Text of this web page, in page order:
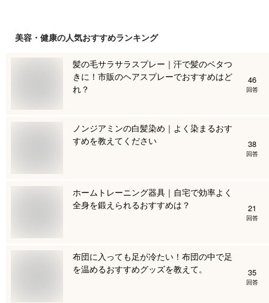
美容・健康の人気おすすめランキング
髪の毛サラサラスプレー｜汗で髪のベタつ
きに！市販のヘアスプレーでおすすめはど
れ？
46
回答
ノンジアミンの白髪染め｜よく染まるおす
すめを教えてください
38
回答
ホームトレーニング器具｜自宅で効率よく
全身を鍛えられるおすすめは？
21
回答
布団に入っても足が冷たい！布団の中で足
を温めるおすすめグッズを教えて。
35
回答